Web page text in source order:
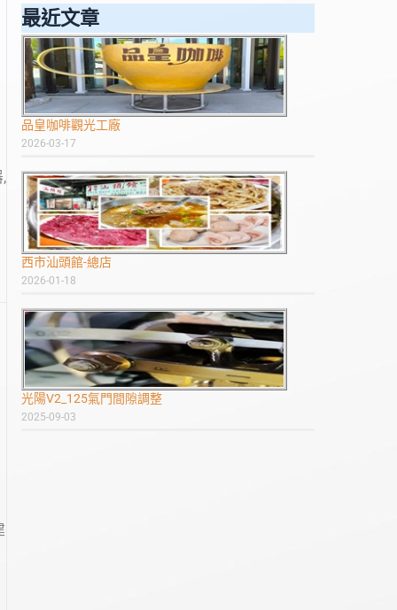
最近文章
品皇咖啡觀光工廠
2026-03-17
西市汕頭館-總店
2026-01-18
光陽V2_125氣門間隙調整
2025-09-03